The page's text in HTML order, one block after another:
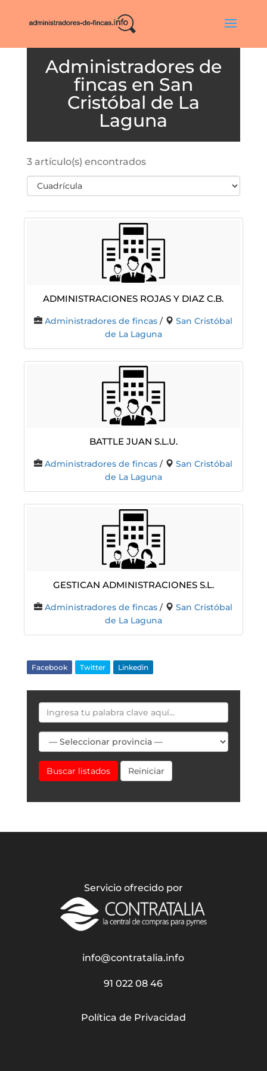
San
Cristóbal de La
Laguna
3 artículo(s) encontrados
ADMINISTRACIONES ROJAS Y DIAZ C.B.
Administradores de fincas /
San Cristóbal
de La Laguna
Battle Juan S.L.U.
Administradores de fincas /
San Cristóbal
de La Laguna
Gestican Administraciones S.L.
Administradores de fincas /
San Cristóbal
de La Laguna
Facebook Twitter Linkedin
Buscar listados Reiniciar
Servicio ofrecido por
info@contratalia.info
91 022 08 46
Política de Privacidad